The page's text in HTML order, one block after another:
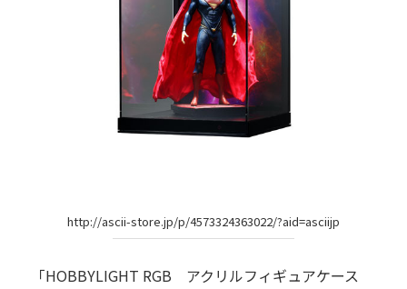
http://ascii-store.jp/p/4573324363022/?aid=asciijp
「HOBBYLIGHT RGB アクリルフィギュアケース